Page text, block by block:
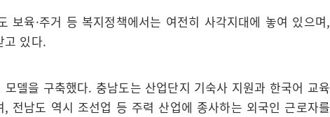
보육·주거 등 복지정책에서는 여전히 사각지대에 놓여 있으며,
고 있다.
델을 구축했다. 충남도는 산업단지 기숙사 지원과 한국어 교육
전남도 역시 조선업 등 주력 산업에 종사하는 외국인 근로자를